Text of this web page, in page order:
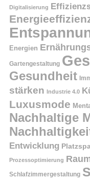
Digitalisierung
Energien
Gartengestaltung
Gesundheit
stärken Industrie 4.0
Luxusmode
Nachhaltige
Entwicklung
Prozessoptimierung
Schlafzimmergestaltung